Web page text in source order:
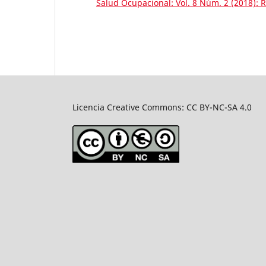
Salud Ocupacional: Vol. 8 Núm. 2 (2018):
Licencia Creative Commons: CC BY-NC-SA 4.0